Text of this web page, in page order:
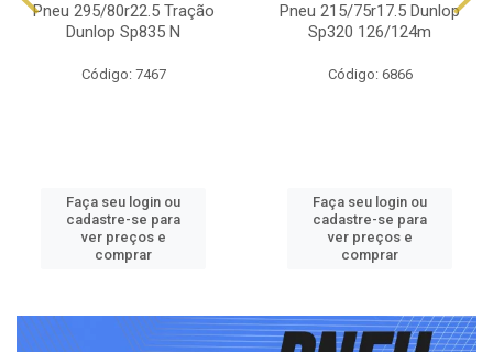
Pneu 295/80r22.5 Tração
Dunlop Sp835 N
Código: 7467
Faça seu login ou
cadastre-se para
ver preços e
comprar
Pneu 215/75r17.5 Dunlop
Sp320 126/124m
Código: 6866
Faça seu login ou
cadastre-se para
ver preços e
comprar